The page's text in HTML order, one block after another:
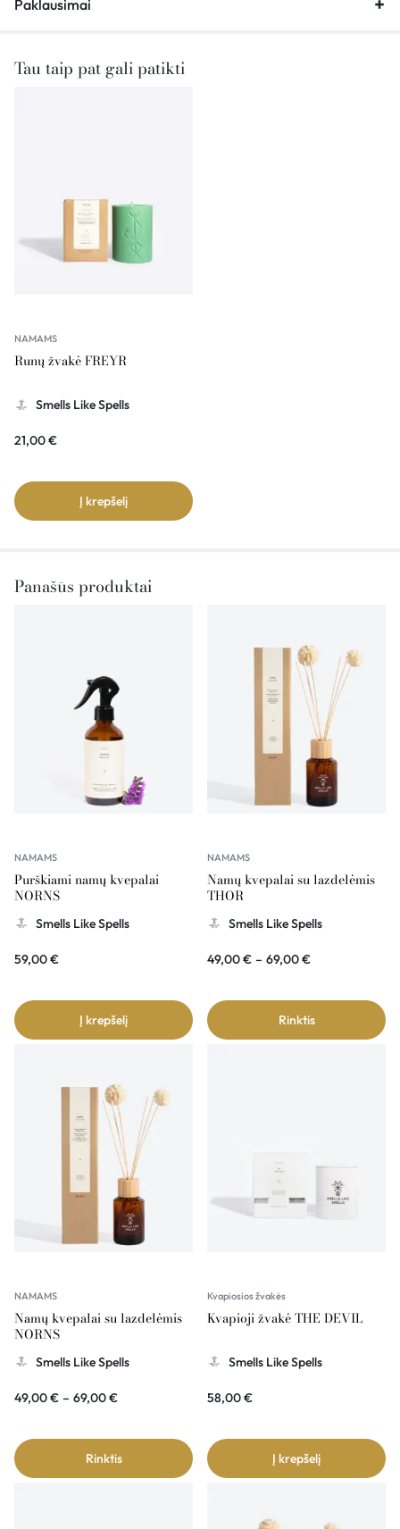
Paklausimai
Tau taip pat gali patikti
NAMAMS
Runų žvakė FREYR
Smells Like Spells
21,00€
Į krepšelį
Panašūs produktai
NAMAMS
Purškiami namų kvepalai
NORNS
Smells Like Spells
59,00€
Į krepšelį
NAMAMS
Namų kvepalai su lazdelėmis
THOR
Smells Like Spells
49,00€ – 69,00€
Rinktis
NAMAMS
Namų kvepalai su lazdelėmis
NORNS
Smells Like Spells
49,00€ – 69,00€
Rinktis
Kvapiosios žvakės
Kvapioji žvakė THE DEVIL
Smells Like Spells
58,00€
Į krepšelį